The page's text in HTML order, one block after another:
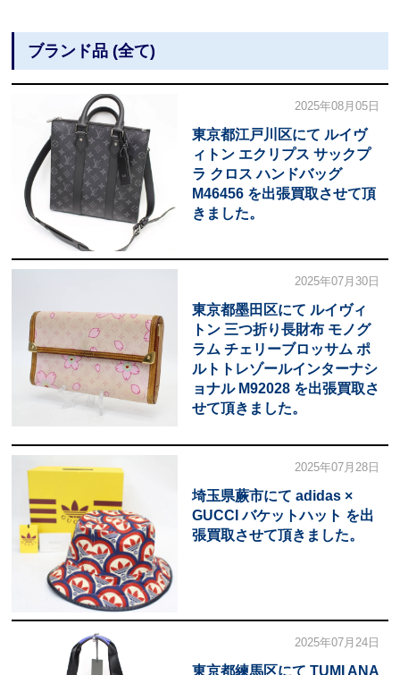
ブランド品 (全て)
2025年08月05日
東京都江戸川区にて ルイヴ
ィトン エクリプス サックプ
ラ クロス ハンドバッグ
M46456 を出張買取させて頂
きました。
2025年07月30日
東京都墨田区にて ルイヴィ
トン 三つ折り長財布 モノグ
ラム チェリーブロッサム ポ
ルトトレゾールインターナシ
ョナル M92028 を出張買取さ
せて頂きました。
2025年07月28日
埼玉県蕨市にて adidas ×
GUCCI バケットハット を出
張買取させて頂きました。
2025年07月24日
東京都練馬区にて TUMI ANA